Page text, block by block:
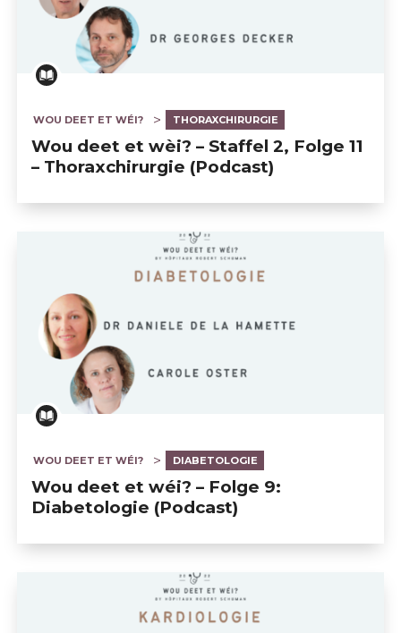
WOU DEET ET WÉI? THORAXCHIRURGIE
Wou deet et wèi? – Staffel 2, Folge 11
– Thoraxchirurgie (Podcast)
WOU DEET ET WÉI? DIABETOLOGIE
Wou deet et wéi? – Folge 9:
Diabetologie (Podcast)